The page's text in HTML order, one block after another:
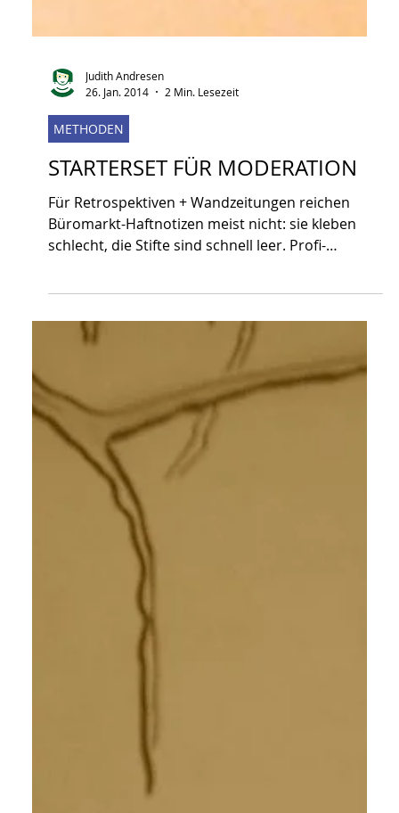
Judith Andresen
METHODEN
STARTERSET FÜR MODERATION
Für Retrospektiven + Wandzeitungen reichen
schlecht, die Stifte sind schnell leer. Profi-
Moderationsmaterial wie Neuland rechnet sich:
hohe Haltbarkeit, nachfüllbare Stifte + wirklich
klebende Moderationskarten. Das empfohlene
Starter-Set für ein Team von zehn Personen
kostet rund 80 Euro brutto + enthält FlipChart-
Stifte, Fineliner + vier Kartenformen.